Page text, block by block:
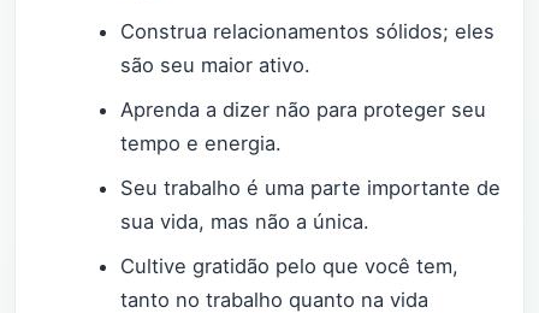
Construa relacionamentos sólidos; eles
são seu maior ativo.
Aprenda a dizer não para proteger seu
tempo e energia.
Seu trabalho é uma parte importante de
sua vida, mas não a única.
Cultive gratidão pelo que você tem,
tanto no trabalho quanto na vida